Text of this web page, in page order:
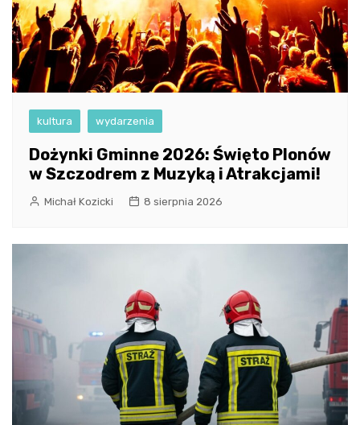
kultura wydarzenia
Dożynki Gminne 2026: Święto Plonów
w Szczodrem z Muzyką i Atrakcjami!
Michał Kozicki 8 sierpnia 2026